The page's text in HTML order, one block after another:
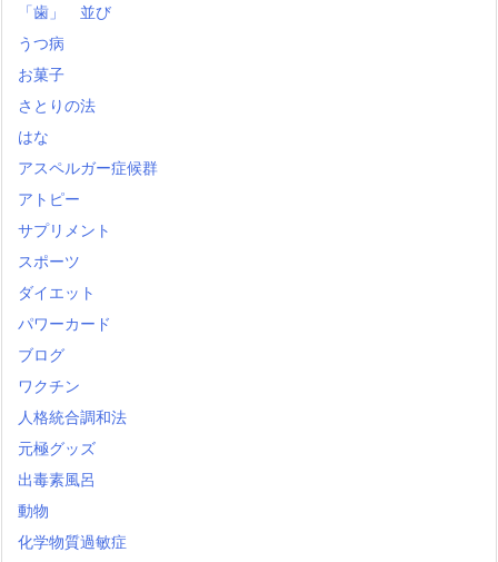
「歯」 並び
うつ病
お菓子
さとりの法
はな
アスペルガー症候群
アトピー
サプリメント
スポーツ
ダイエット
パワーカード
ブログ
ワクチン
人格統合調和法
元極グッズ
出毒素風呂
動物
化学物質過敏症